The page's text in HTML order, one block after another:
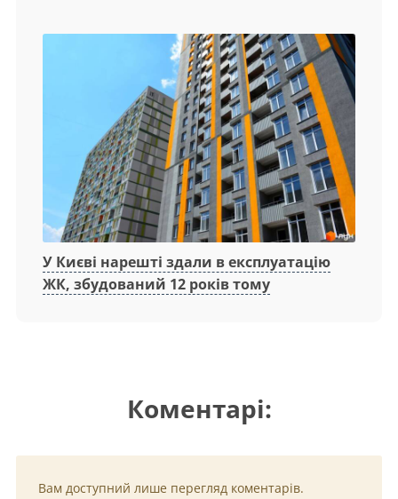
У Києві нарешті здали в експлуатацію
ЖК, збудований 12 років тому
Коментарі:
Вам доступний лише перегляд коментарів.